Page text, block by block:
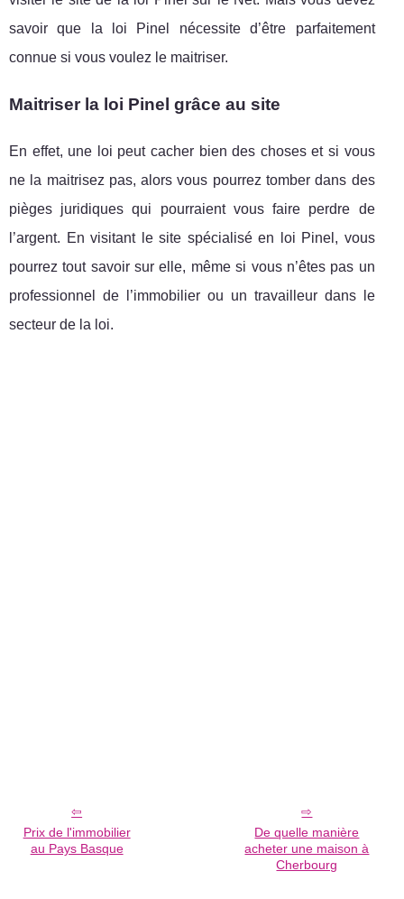
savoir que la loi Pinel nécessite d’être parfaitement
connue si vous voulez le maitriser.
Maitriser la loi Pinel grâce au site
En effet, une loi peut cacher bien des choses et si vous
ne la maitrisez pas, alors vous pourrez tomber dans des
pièges juridiques qui pourraient vous faire perdre de
l’argent. En visitant le site spécialisé en loi Pinel, vous
pourrez tout savoir sur elle, même si vous n’êtes pas un
professionnel de l’immobilier ou un travailleur dans le
secteur de la loi.
Prix de l'immobilier
au Pays Basque
De quelle manière
acheter une maison à
Cherbourg